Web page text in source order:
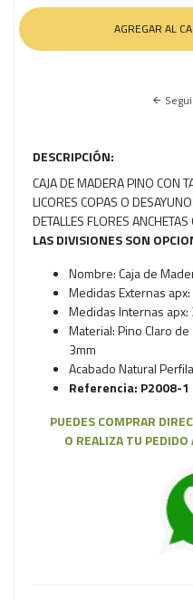
DESCRIPCIÓN:
CAJA DE MADERA PINO CON
LICORES COPAS O
DETALLES FLORES
LAS DIVISIONES SON
Nombre: Caja de
Medidas Externas
Medidas Internas apx:
Material: Pino Claro
3mm
Acabado Natural
Referencia: P2008-1
PUEDES COMPRAR
O REALIZA TU